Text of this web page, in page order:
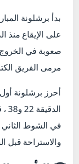
بدأ برشلونة
على الإيقاع منذ
صعوبة في
مرمى الفريق
أحرز برشلونة
في الشوط الثاني
والاستراحة قبل